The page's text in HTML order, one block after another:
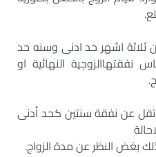
ثلاثة اشهر حد ادنى وسنه حد
النهائية او
عن نفقة سنتين كحد أدنى
بغض النظر عن مدة الزواج.